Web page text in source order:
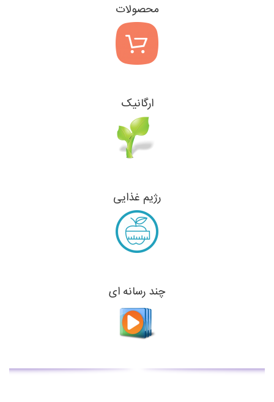
محصولات
ارگانیک
رژیم غذایی
چند رسانه ای